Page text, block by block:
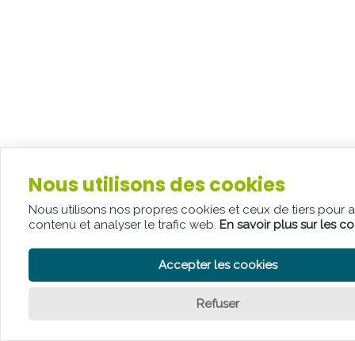
Nous utilisons des cookies
Nous utilisons nos propres cookies et ceux de tiers pour
contenu et analyser le trafic web. En savoir plus sur les
Accepter les cookies
Refuser